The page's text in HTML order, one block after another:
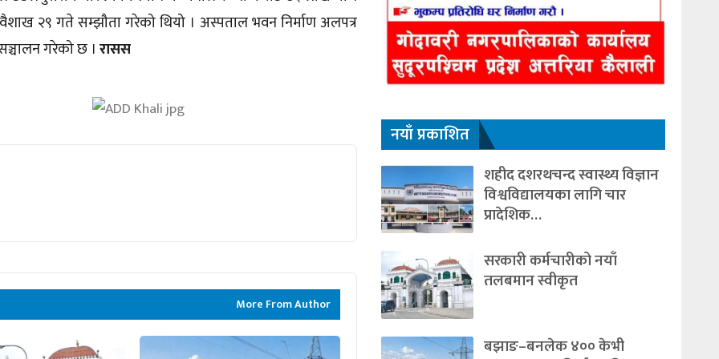
२९ गते सम्झौता गरेको थियो । अस्पताल भवन निर्माण अलपत्र
गरेको छ ।रासस
More From Author
नयाँ प्रकाशित
शहीद दशरथचन्द स्वास्थ्य विज्ञान
विश्वविद्यालयका लागि चार
प्रादेशिक…
सरकारी कर्मचारीको नयाँ
तलबमान स्वीकृत
बझाङ–बनलेक ४०० केभी